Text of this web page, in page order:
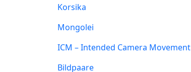
Korsika
Mongolei
ICM – Intended Camera Movement
Bildpaare